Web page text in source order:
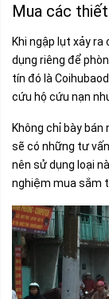
Mua các
Khi ngập lụt xảy
dụng riêng để
tín đó là
cứu hộ cứu nạn
Không chỉ bày
sẽ có những tư
nên sử dụng loại
nghiệm mua sắm